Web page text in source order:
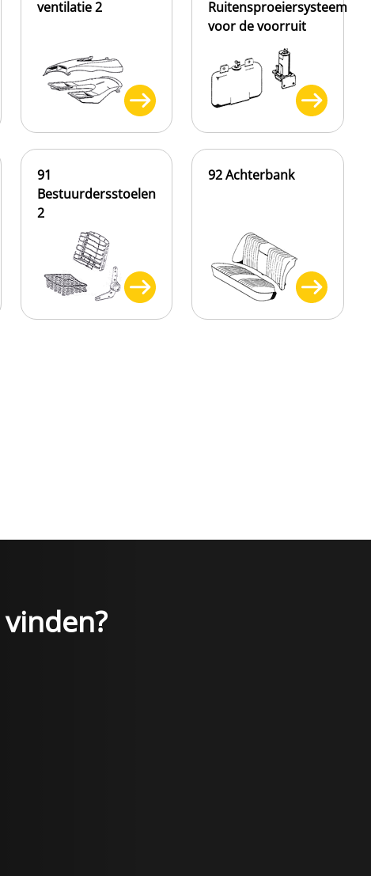
ventilatie 2
Ruitensproeiersysteem
voor de voorruit
91
Bestuurdersstoelen
2
92 Achterbank